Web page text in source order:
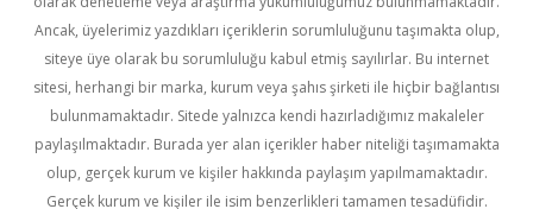
Ancak, üyelerimiz yazdıkları içeriklerin sorumluluğunu taşımakta olup,
siteye üye olarak bu sorumluluğu kabul etmiş sayılırlar. Bu internet
sitesi, herhangi bir marka, kurum veya şahıs şirketi ile hiçbir bağlantısı
bulunmamaktadır. Sitede yalnızca kendi hazırladığımız makaleler
paylaşılmaktadır. Burada yer alan içerikler haber niteliği taşımamakta
olup, gerçek kurum ve kişiler hakkında paylaşım yapılmamaktadır.
Gerçek kurum ve kişiler ile isim benzerlikleri tamamen tesadüfidir.